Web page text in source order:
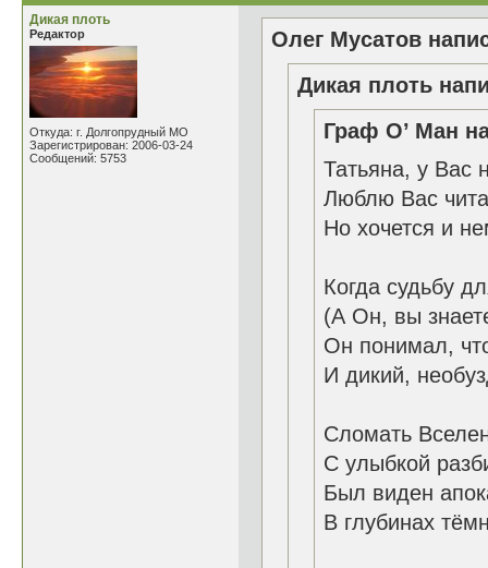
Дикая плоть
Редактор
Откуда: г. Долгопрудный МО
Зарегистрирован: 2006-03-24
Сообщений: 5753
Олег Мусатов
Дикая плоть
Граф О’ Ман
Татьяна, у Вас
Люблю Вас
Но хочется и
Когда судьбу
(А Он, вы
Он понимал,
И дикий,
Сломать
С улыбкой
Был виден
В глубинах